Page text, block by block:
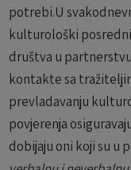
potrebi.U
kulturološki
društva u
kontakte sa
prevladavanju
povjerenja
dobijaju oni koji su u